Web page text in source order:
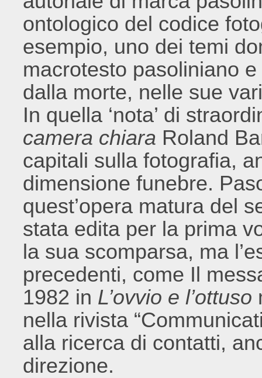
ontologico del codice
esempio, uno dei temi
macrotesto pasoliniano
dalla morte, nelle sue
In quella ‘nota’ di
camera chiara Roland
capitali sulla fotografia,
dimensione funebre.
quest’opera matura del
stata edita per la prima
la sua scomparsa, ma
precedenti, come Il
1982 in L’ovvio e l’ottuso
nella rivista
alla ricerca di contatti,
direzione.